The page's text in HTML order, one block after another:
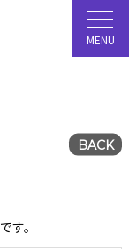
MENU
BACK
す。